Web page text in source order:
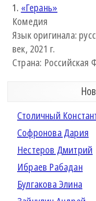
1. «Герань»
Комедия
Язык оригинала:
век, 2021 г.
Страна: Российская
Столичный
Софронова Дария
Нестеров Дмитрий
Ибраев Рабадан
Булгакова Элина